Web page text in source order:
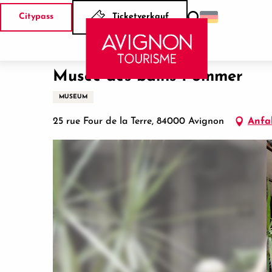
Aller
Citypass Ticketverkauf
Suche
Startseite Musée des bains Pommer
Musée des bains Pommer
MUSEUM
25 rue Four de la Terre, 84000 Avignon